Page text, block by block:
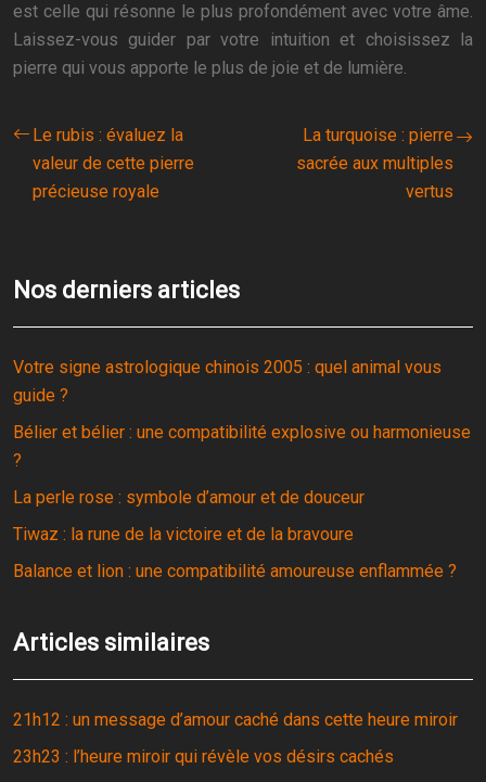
est celle qui résonne le plus profondément avec votre âme.
Laissez-vous guider par votre intuition et choisissez la
pierre qui vous apporte le plus de joie et de lumière.
Le rubis : évaluez la
valeur de cette pierre
précieuse royale
La turquoise : pierre
sacrée aux multiples
vertus
Nos derniers articles
Votre signe astrologique chinois 2005 : quel animal vous
guide ?
Bélier et bélier : une compatibilité explosive ou harmonieuse
?
La perle rose : symbole d’amour et de douceur
Tiwaz : la rune de la victoire et de la bravoure
Balance et lion : une compatibilité amoureuse enflammée ?
Articles similaires
21h12 : un message d’amour caché dans cette heure miroir
23h23 : l’heure miroir qui révèle vos désirs cachés